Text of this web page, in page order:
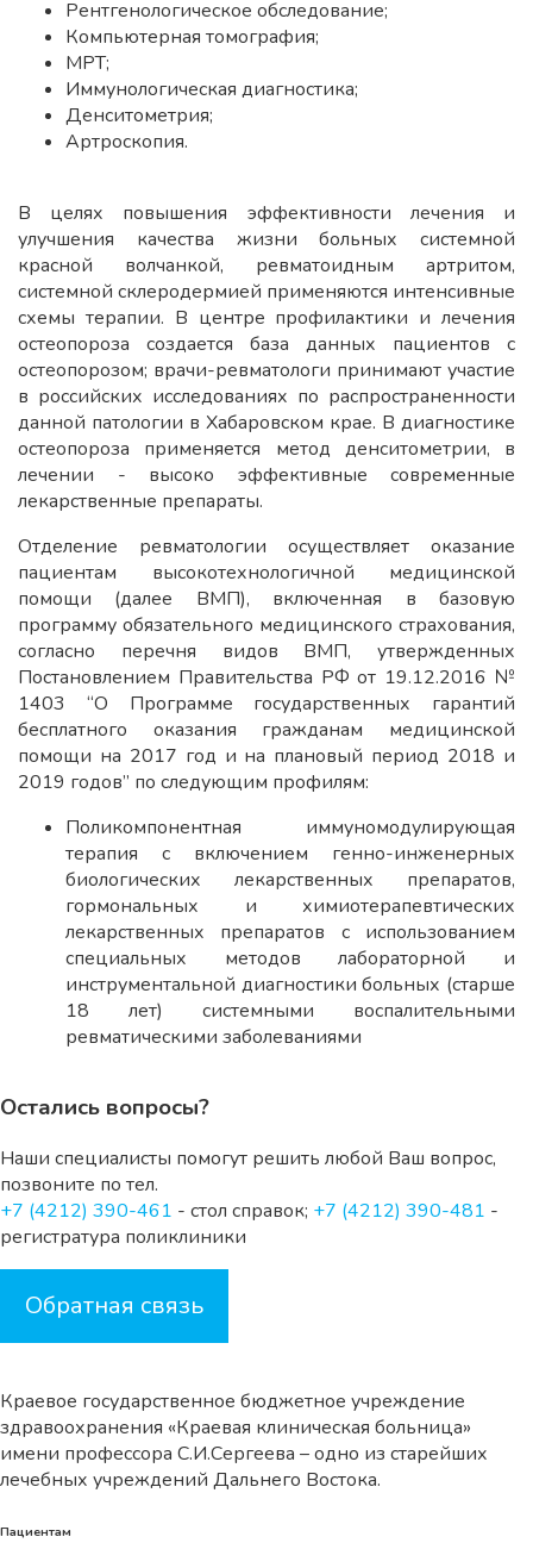
Рентгенологическое обследование;
Компьютерная томография;
МРТ;
Иммунологическая диагностика;
Денситометрия;
Артроскопия.
В целях повышения эффективности лечения и
улучшения качества жизни больных системной
красной волчанкой, ревматоидным артритом,
системной склеродермией применяются интенсивные
схемы терапии. В центре профилактики и лечения
остеопороза создается база данных пациентов с
остеопорозом; врачи-ревматологи принимают участие
в российских исследованиях по распространенности
данной патологии в Хабаровском крае. В диагностике
остеопороза применяется метод денситометрии, в
лечении - высоко эффективные современные
лекарственные препараты.
Отделение ревматологии осуществляет оказание
пациентам высокотехнологичной медицинской
помощи (далее ВМП), включенная в базовую
программу обязательного медицинского страхования,
согласно перечня видов ВМП, утвержденных
Постановлением Правительства РФ от 19.12.2016 №
1403 “О Программе государственных гарантий
бесплатного оказания гражданам медицинской
помощи на 2017 год и на плановый период 2018 и
2019 годов” по следующим профилям:
Поликомпонентная иммуномодулирующая
терапия с включением генно-инженерных
биологических лекарственных препаратов,
гормональных и химиотерапевтических
лекарственных препаратов с использованием
специальных методов лабораторной и
инструментальной диагностики больных (старше
18 лет) системными воспалительными
ревматическими заболеваниями
Остались вопросы?
Наши специалисты помогут решить любой Ваш вопрос,
позвоните по тел.
+7 (4212) 390-461 - стол справок; +7 (4212) 390-481 -
регистратура поликлиники
Обратная связь
Краевое государственное бюджетное учреждение
здравоохранения «Краевая клиническая больница»
имени профессора С.И.Сергеева – одно из старейших
лечебных учреждений Дальнего Востока.
Пациентам